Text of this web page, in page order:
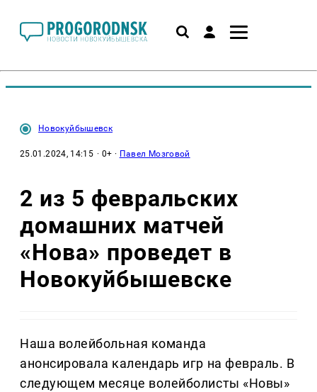
Новокуйбышевск
25.01.2024, 14:15 · 0+ · Павел Мозговой
2 из 5 февральских
домашних матчей
«Нова» проведет в
Новокуйбышевске
Наша волейбольная команда
анонсировала календарь игр на февраль. В
следующем месяце волейболисты «Новы»